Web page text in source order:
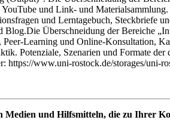
Potenziale, Szenarien und Formate
https://www.uni-rostock.de/storages/
Medien und Hilfsmitteln, die zu Ihrer